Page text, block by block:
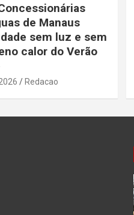
de Manaus
sem luz e sem
calor do Verão
Redacao